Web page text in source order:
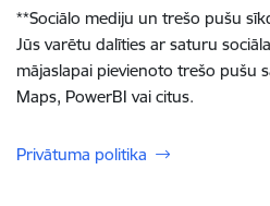
**Sociālo mediju un trešo pušu
Jūs varētu dalīties ar saturu
mājaslapai pievienoto trešo pušu
Maps, PowerBI vai citus.
Privātuma politika